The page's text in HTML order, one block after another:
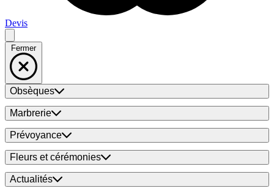
Devis
Fermer
Obsèques
Marbrerie
Prévoyance
Fleurs et cérémonies
Actualités